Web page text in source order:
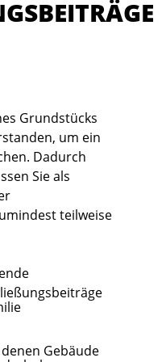
Z
Grundstücks
um ein
Dadurch
Sie als
teilweise
Gebäude